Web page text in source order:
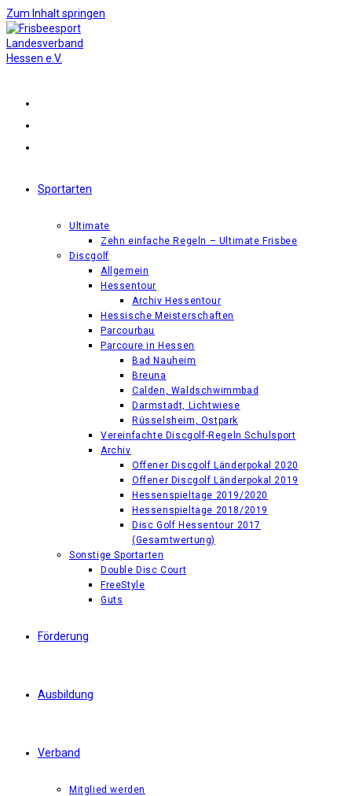
Zum Inhalt springen
Sportarten
Ultimate
Zehn einfache Regeln – Ultimate Frisbee
Discgolf
Allgemein
Hessentour
Archiv Hessentour
Hessische Meisterschaften
Parcourbau
Parcoure in Hessen
Bad Nauheim
Breuna
Calden, Waldschwimmbad
Darmstadt, Lichtwiese
Rüsselsheim, Ostpark
Vereinfachte Discgolf-Regeln Schulsport
Archiv
Offener Discgolf Länderpokal 2020
Offener Discgolf Länderpokal 2019
Hessenspieltage 2019/2020
Hessenspieltage 2018/2019
Disc Golf Hessentour 2017
(Gesamtwertung)
Sonstige Sportarten
Double Disc Court
FreeStyle
Guts
Förderung
Ausbildung
Verband
Mitglied werden